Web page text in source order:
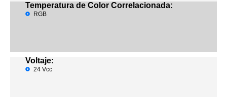
Temperatura de Color Correlacionada:
RGB
Voltaje:
24 Vcc